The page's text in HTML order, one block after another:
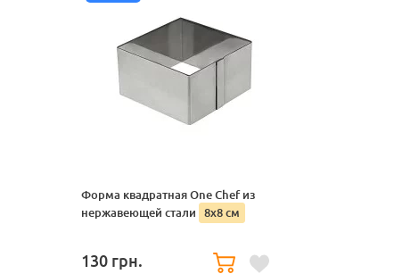
Форма квадратная One Chef из
нержавеющей стали 8х8 см
130 грн.